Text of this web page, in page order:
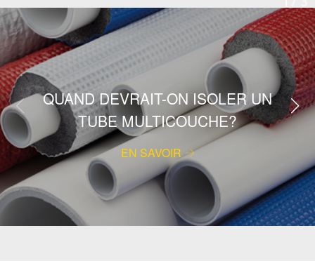
QUAND DEVRAIT-ON ISOLER UN
TUBE MULTICOUCHE?
EN SAVOIR